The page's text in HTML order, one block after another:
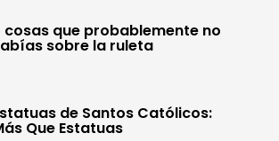
cosas que probablemente no
sobre la ruleta
de Santos Católicos:
Que Estatuas